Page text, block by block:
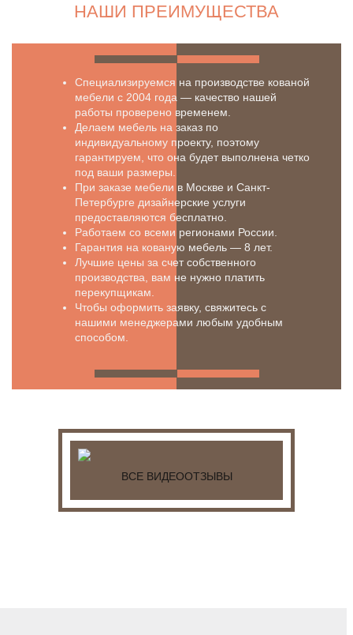
НАШИ ПРЕИМУЩЕСТВА
Специализируемся на производстве кованой
мебели с 2004 года — качество нашей
работы проверено временем.
Делаем мебель на заказ по
индивидуальному проекту, поэтому
гарантируем, что она будет выполнена четко
под ваши размеры.
При заказе мебели в Москве и Санкт-
Петербурге дизайнерские услуги
предоставляются бесплатно.
Работаем со всеми регионами России.
Гарантия на кованую мебель — 8 лет.
Лучшие цены за счет собственного
производства, вам не нужно платить
перекупщикам.
Чтобы оформить заявку, свяжитесь с
нашими менеджерами любым удобным
способом.
ВСЕ ВИДЕООТЗЫВЫ